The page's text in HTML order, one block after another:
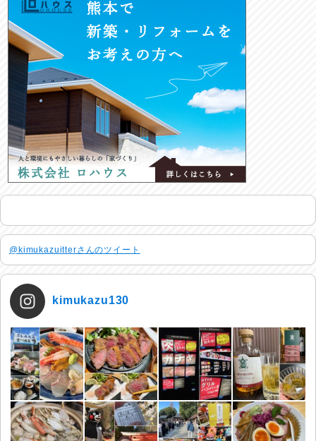
@kimukazuitterさんのツイート
kimukazu130